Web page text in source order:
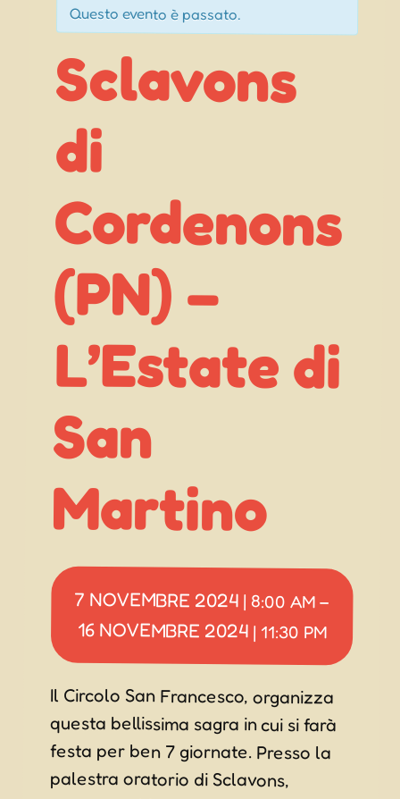
Questo evento è passato.
Sclavons
di
Cordenons
(PN) –
L’Estate di
San
Martino
7 NOVEMBRE 2024 | 8:00 AM–
16 NOVEMBRE 2024 | 11:30 PM
Il Circolo San Francesco, organizza
questa bellissima sagra in cui si farà
festa per ben 7 giornate. Presso la
palestra oratorio di Sclavons,
troverete chioschi aperti con
tantissime e succulente specialità,
come Gnocchi al ragù, Gnocchi di
zucca, Trippe, Ossi de porsel, Muset
e brovada, Salame in tecin, Stinco
con patate, Frico con polenta, Radici
e fasioi, Formaggio alla piastra con
polenta, Formaggio fresco con
polenta, Baccalà alla vicentina,
Radici, Funghi con polenta, Fagioli
con cipolla, Castagne e vino novello.
Inoltre ci saranno anche serate a
tema culinario diverse come quella